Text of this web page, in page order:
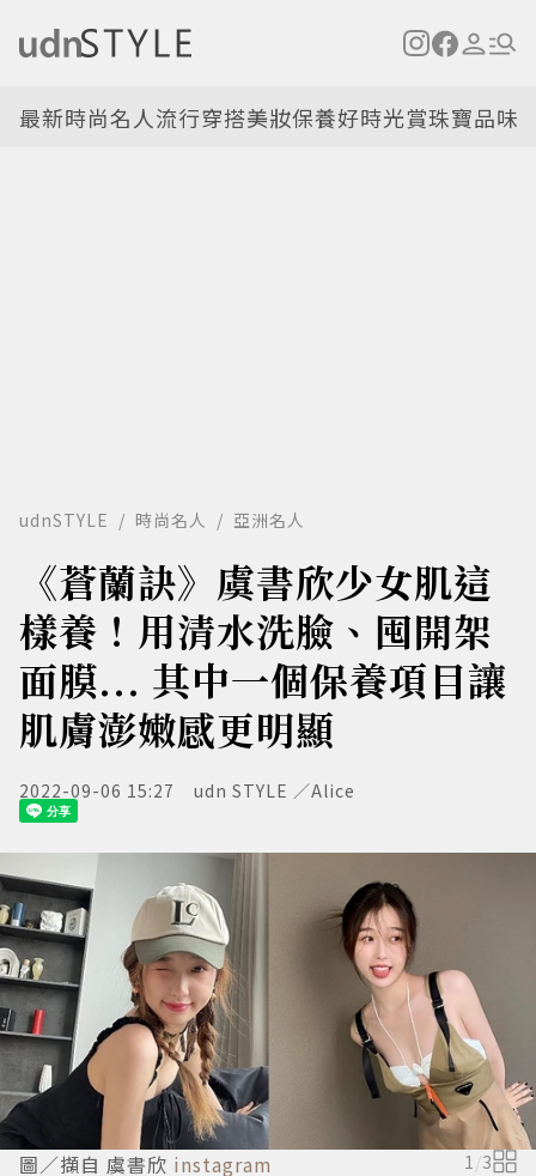
最新時尚名人流行穿搭美妝保養好時光賞珠寶品味
udnSTYLE 時尚名人 亞洲名人
《蒼蘭訣》虞書欣少女肌這
樣養！用清水洗臉、囤開架
面膜... 其中一個保養項目讓
肌膚澎嫩感更明顯
2022-09-06 15:27 udn STYLE ／Alice
圖／擷自 虞書欣 instagram 1 /3